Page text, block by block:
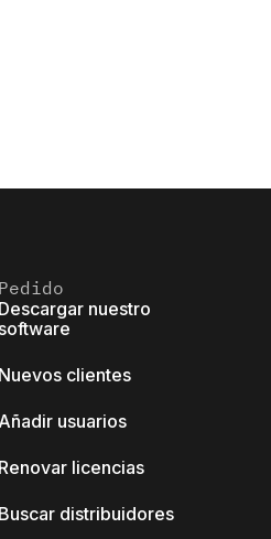
Pedido
Descargar nuestro
software
Nuevos clientes
Añadir usuarios
Renovar licencias
Buscar distribuidores